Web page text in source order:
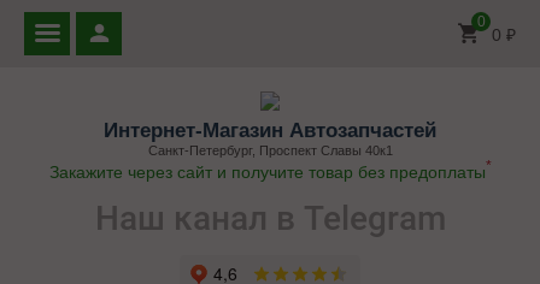
0
0 ₽
Интернет-Магазин Автозапчастей
Санкт-Петербург, Проспект Славы 40к1
Закажите через сайт и получите товар без предоплаты*
Наш канал в Telegram